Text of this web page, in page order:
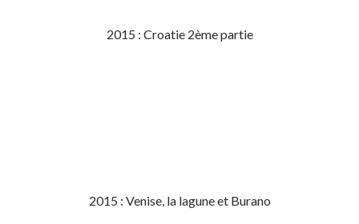
2015 : Croatie 2ème partie
2015 : Venise, la lagune et Burano